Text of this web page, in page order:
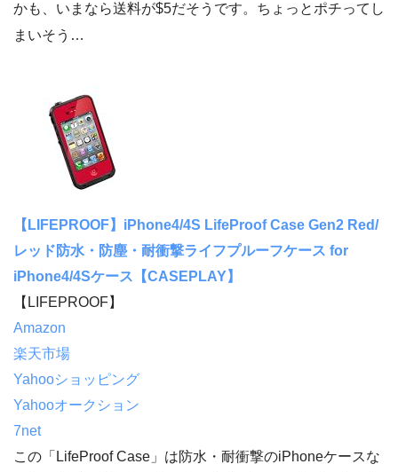
かも、いまなら送料が$5だそうです。ちょっとポチってし
まいそう…
【LIFEPROOF】iPhone4/4S LifeProof Case Gen2 Red/
レッド防水・防塵・耐衝撃ライフプルーフケース for
iPhone4/4Sケース【CASEPLAY】
【LIFEPROOF】
Amazon
楽天市場
Yahooショッピング
Yahooオークション
7net
この「LifeProof Case」は防水・耐衝撃のiPhoneケースな